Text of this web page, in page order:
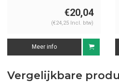
blauw 72/30 BLAU€20,04
(€24,25 Incl. btw)
Meer info
Vergelijkbare